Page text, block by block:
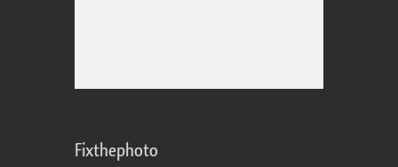
Fixthephoto